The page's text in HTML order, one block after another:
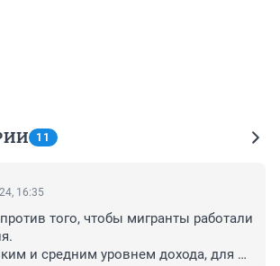
11
16:35
того, чтобы мигранты работали
и средним уровнем дохода, для